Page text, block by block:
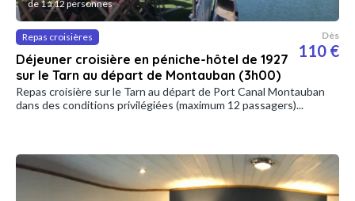
de 1 à 12 personnes
Repas croisières
Déjeuner croisière en péniche-hôtel de 1927
sur le Tarn au départ de Montauban (3h00)
Dès
110 €
Repas croisière sur le Tarn au départ de Port Canal Montauban
dans des conditions privilégiées (maximum 12 passagers)...